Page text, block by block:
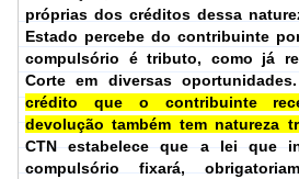
próprias dos créditos dessa
Estado percebe do contribuinte
compulsório é tributo, como já
Corte em diversas
crédito que o contribuinte
devolução também tem natureza
CTN estabelece que a lei que
compulsório fixará,